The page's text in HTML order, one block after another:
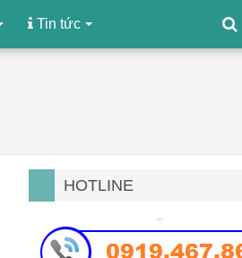
Tin tức
HOTLINE